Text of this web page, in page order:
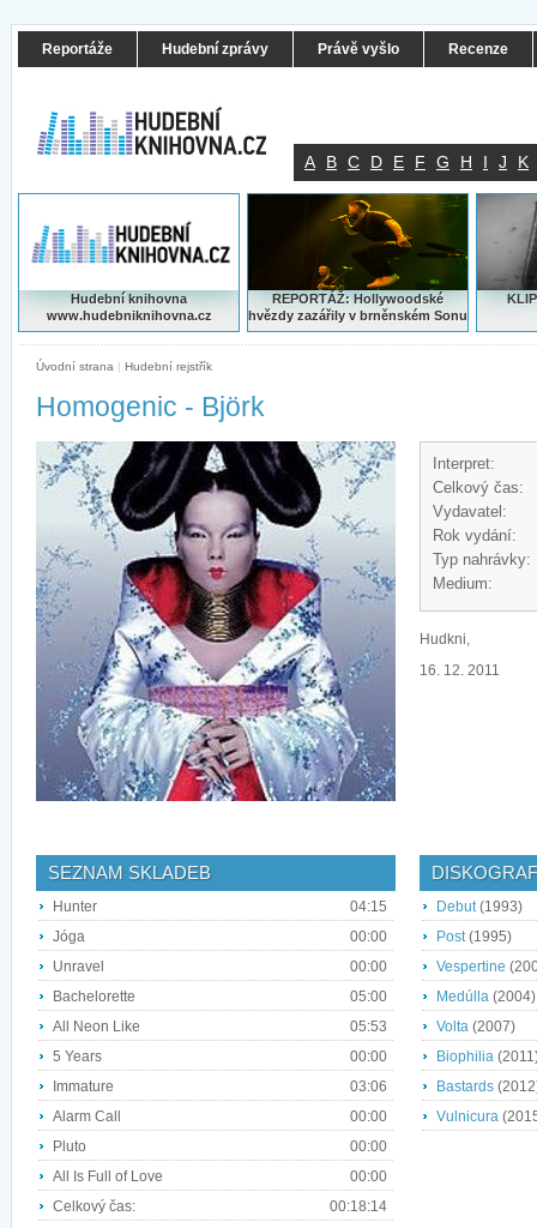
Reportáže Hudební zprávy Právě vyšlo Recenze
A B C D E F G H I J K
Hudební knihovna
www.hudebniknihovna.cz
REPORTÁŽ: Hollywoodské
hvězdy zazářily v brněnském Sonu
Úvodní strana | Hudební rejstřík
Homogenic - Björk
Interpret:
Celkový čas:
Vydavatel:
Rok vydání:
Typ nahrávky:
Medium:
Hudkni,
16. 12. 2011
SEZNAM SKLADEB
Hunter
04:15
Jóga
00:00
Unravel
00:00
Bachelorette
05:00
All Neon Like
05:53
5 Years
00:00
Immature
03:06
Alarm Call
00:00
Pluto
00:00
All Is Full of Love
00:00
Celkový čas:
00:18:14
Debut(1993)
Post(1995)
Vespertine
Medúlla (2004)
Volta (2007)
Biophilia
Bastards
Vulnicura